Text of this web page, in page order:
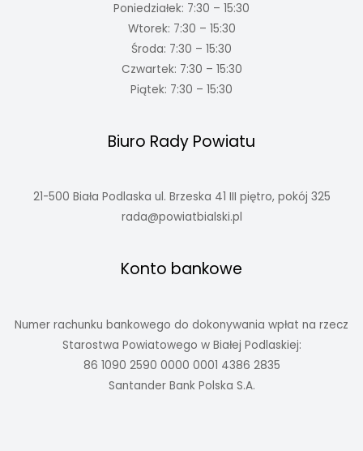
Poniedziałek: 7:30 – 15:30
Wtorek: 7:30 – 15:30
Środa: 7:30 – 15:30
Czwartek: 7:30 – 15:30
Piątek: 7:30 – 15:30
Biuro Rady Powiatu
21-500 Biała Podlaska ul. Brzeska 41 III piętro, pokój 325
rada@powiatbialski.pl
Konto bankowe
Numer rachunku bankowego do dokonywania wpłat na rzecz
Starostwa Powiatowego w Białej Podlaskiej:
86 1090 2590 0000 0001 4386 2835
Santander Bank Polska S.A.